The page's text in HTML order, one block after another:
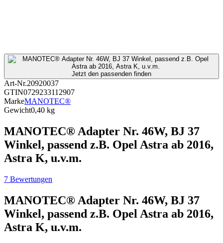
Jetzt den passenden finden
Art-Nr.20920037
GTIN0729233112907
MarkeMANOTEC®
Gewicht0,40 kg
MANOTEC® Adapter Nr. 46W, BJ 37
Winkel, passend z.B. Opel Astra ab 2016,
Astra K, u.v.m.
7 Bewertungen
MANOTEC® Adapter Nr. 46W, BJ 37
Winkel, passend z.B. Opel Astra ab 2016,
Astra K, u.v.m.